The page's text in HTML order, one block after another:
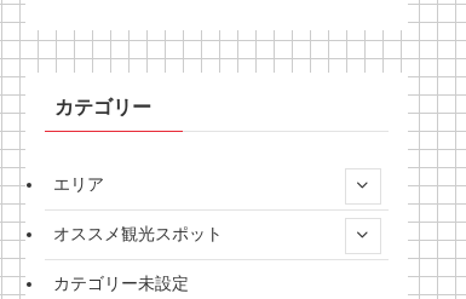
カテゴリー
エリア
オススメ観光スポット
カテゴリー未設定